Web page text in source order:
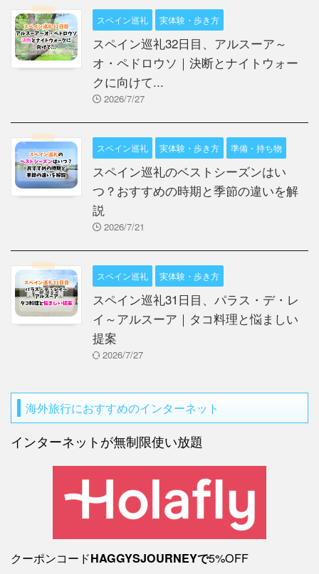
スペイン巡礼 実体験・歩き方
スペイン巡礼32日目、アルスーア～
オ・ペドロウソ｜決断とナイトウォー
クに向けて...
2026/7/27
スペイン巡礼 実体験・歩き方 準備・持ち物
スペイン巡礼のベストシーズンはい
つ？おすすめの時期と季節の違いを解
説
2026/7/21
スペイン巡礼 実体験・歩き方
スペイン巡礼31日目、パラス・デ・レ
イ～アルスーア｜タコ料理と悩ましい
提案
2026/7/27
海外旅行におすすめのインターネット
インターネットが無制限使い放題
クーポンコードHAGGYSJOURNEYで5%OFF